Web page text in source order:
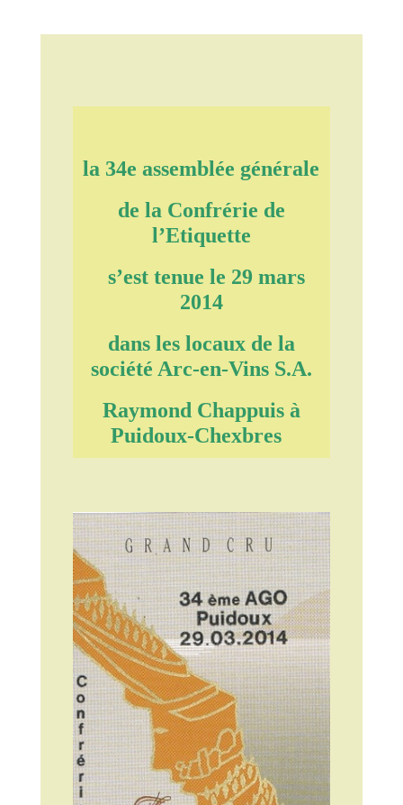
la 34e assemblée générale
de la Confrérie de
l’Etiquette
s’est tenue le 29 mars
2014
dans les locaux de la
société Arc-en-Vins S.A.
Raymond Chappuis à
Puidoux-Chexbres